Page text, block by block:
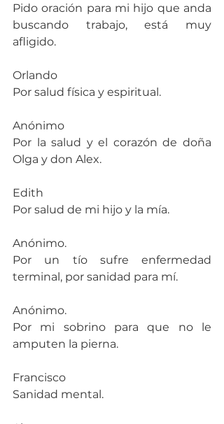
Pido oración para mi hijo que anda
buscando trabajo, está muy
afligido.
Orlando
Por salud física y espiritual.
Anónimo
Por la salud y el corazón de doña
Olga y don Alex.
Edith
Por salud de mi hijo y la mía.
Anónimo.
Por un tío sufre enfermedad
terminal, por sanidad para mí.
Anónimo.
Por mi sobrino para que no le
amputen la pierna.
Francisco
Sanidad mental.